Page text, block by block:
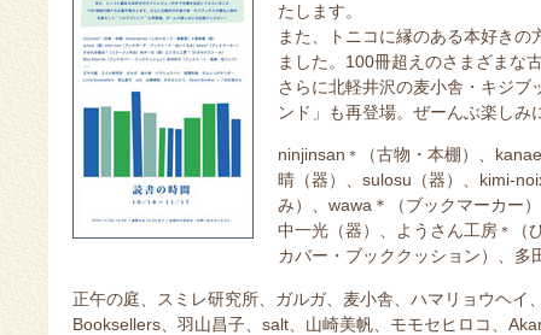
たします。
また、トニコに縁のある本好き
ました。100冊超えのさまざまな
さらに北軽井沢の麦小舎・キジ
ンド」も再登場。ぜーんぶ楽しみ
ninjinsan ＊
（古物・本棚）、
晴（器）、sulosu（器）、kimi-
み）、wawa＊（ブックマーカー
中一光（器）、ようさん工房 ＊
カバー・ブッククッション）、多
正午の庭、スミレ研究所、ガルガ、麦小舎、ハマリョウヘイ
Booksellers、羽山昌子、salt、山崎美帆、モモセヒロコ、